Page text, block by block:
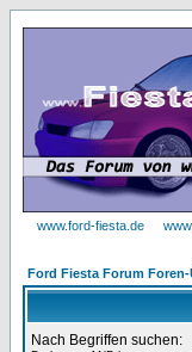
www.ford-fiesta.de
Ford Fiesta Forum
Nach Begriffen suchen: